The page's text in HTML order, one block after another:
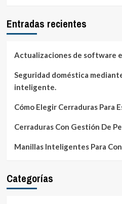
en
de
bienes
Entradas recientes
Actualizaciones de software
Seguridad doméstica
inteligente.
Cómo Elegir Cerraduras Para
Cerraduras Con Gestión De
Manillas Inteligentes Para
Categorías